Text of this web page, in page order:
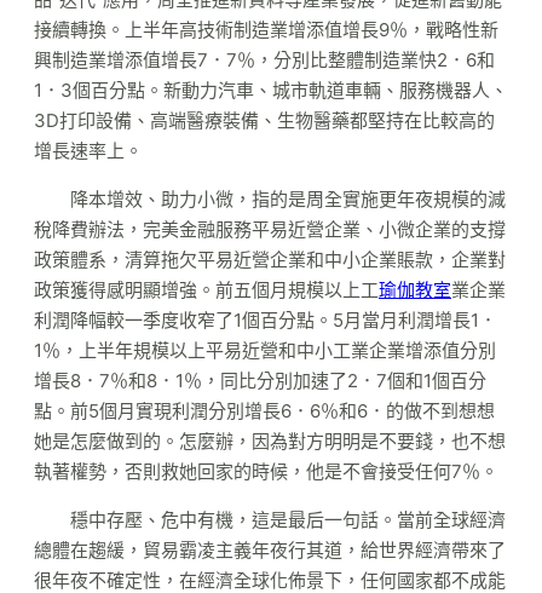
接續轉換。上半年高技術制造業增添值增長9％，戰略性新
興制造業增添值增長7．7％，分別比整體制造業快2．6和
1．3個百分點。新動力汽車、城市軌道車輛、服務機器人、
3D打印設備、高端醫療裝備、生物醫藥都堅持在比較高的
增長速率上。
降本增效、助力小微，指的是周全實施更年夜規模的減
稅降費辦法，完美金融服務平易近營企業、小微企業的支撐
政策體系，清算拖欠平易近營企業和中小企業賬款，企業對
政策獲得感明顯增強。前五個月規模以上工瑜伽教室業企業
利潤降幅較一季度收窄了1個百分點。5月當月利潤增長1．
1％，上半年規模以上平易近營和中小工業企業增添值分別
增長8．7％和8．1％，同比分別加速了2．7個和1個百分
點。前5個月實現利潤分別增長6．6％和6．的做不到想想
她是怎麼做到的。怎麼辦，因為對方明明是不要錢，也不想
執著權勢，否則救她回家的時候，他是不會接受任何7％。
穩中存壓、危中有機，這是最后一句話。當前全球經濟
總體在趨緩，貿易霸凌主義年夜行其道，給世界經濟帶來了
很年夜不確定性，在經濟全球化佈景下，任何國家都不成能